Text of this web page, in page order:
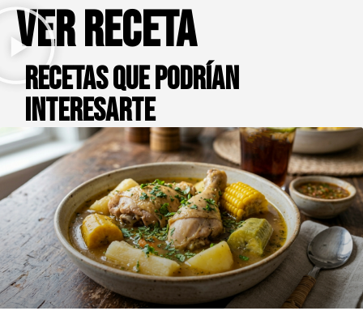
Ver receta
Recetas que podrían
interesarte